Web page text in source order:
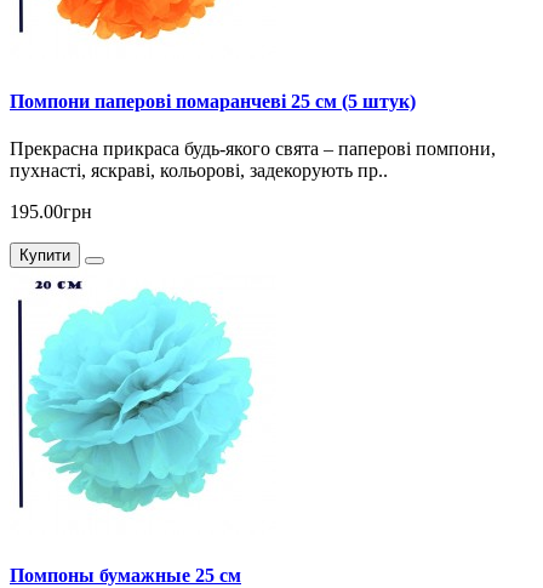
Помпони паперові помаранчеві 25 см (5 штук)
Прекрасна прикраса будь-якого свята – паперові помпони,
пухнасті, яскраві, кольорові, задекорують пр..
195.00грн
Купити
Помпоны бумажные 25 см